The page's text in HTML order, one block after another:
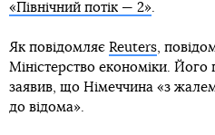
«Північний потік — 2».
Як повідомляє Reuters,
Міністерство економіки. Його
заявив, що Німеччина «з
до відома».